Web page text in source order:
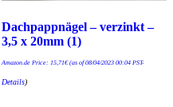
Dachpappnägel – verzinkt –
3,5 x 20mm (1)
Amazon.de Price: 15,71€(as of 08/04/2023 00:04 PST-
Details)